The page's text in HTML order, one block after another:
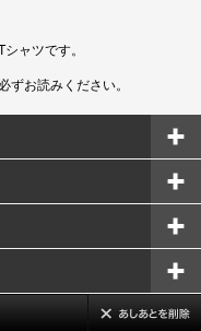
ャツです。
お読みください。